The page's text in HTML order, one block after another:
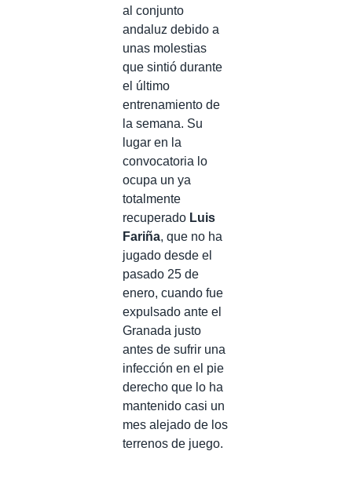
al conjunto
andaluz debido a
unas molestias
que sintió durante
el último
entrenamiento de
la semana. Su
lugar en la
convocatoria lo
ocupa un ya
totalmente
recuperado Luis
Fariña, que no ha
jugado desde el
pasado 25 de
enero, cuando fue
expulsado ante el
Granada justo
antes de sufrir una
infección en el pie
derecho que lo ha
mantenido casi un
mes alejado de los
terrenos de juego.